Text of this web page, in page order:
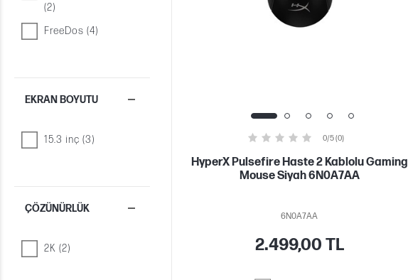
(2)
FreeDos (4)
EKRAN BOYUTU
15.3 inç (3)
ÇÖZÜNÜRLÜK
2K (2)
0/5 (0)
HyperX Pulsefire Haste 2 Kablolu Gaming
Mouse Siyah 6N0A7AA
6N0A7AA
2.499,00 TL